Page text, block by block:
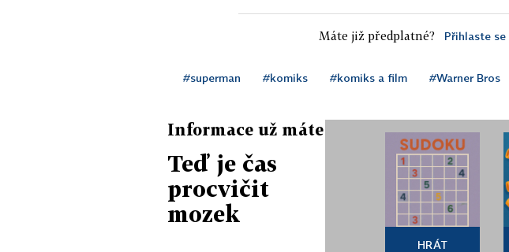
Máte již předplatné? Přihlaste se
#superman #komiks #komiks a film #Warner Bros
Informace už máte
Teď je čas
procvičit
mozek
HRÁT